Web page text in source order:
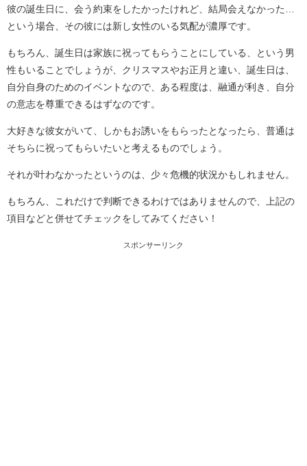
彼の誕生日に、会う約束をしたかったけれど、結局会えなかった…
という場合、その彼には新し女性のいる気配が濃厚です。
もちろん、誕生日は家族に祝ってもらうことにしている、という男
性もいることでしょうが、クリスマスやお正月と違い、誕生日は、
自分自身のためのイベントなので、ある程度は、融通が利き、自分
の意志を尊重できるはずなのです。
大好きな彼女がいて、しかもお誘いをもらったとなったら、普通は
そちらに祝ってもらいたいと考えるものでしょう。
それが叶わなかったというのは、少々危機的状況かもしれません。
もちろん、これだけで判断できるわけではありませんので、上記の
項目などと併せてチェックをしてみてください！
スポンサーリンク